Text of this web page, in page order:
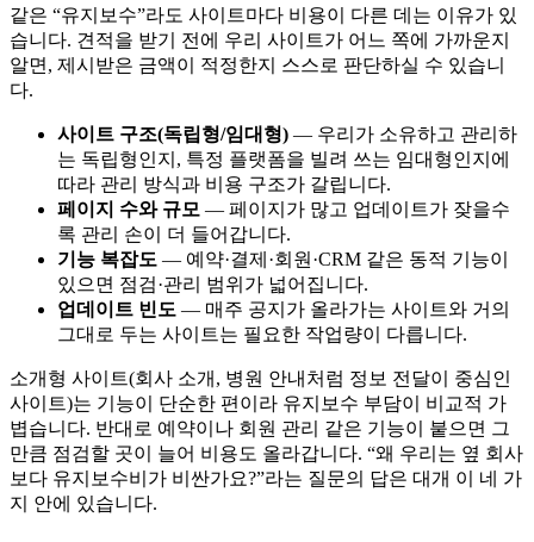
같은 “유지보수”라도 사이트마다 비용이 다른 데는 이유가 있
습니다. 견적을 받기 전에 우리 사이트가 어느 쪽에 가까운지
알면, 제시받은 금액이 적정한지 스스로 판단하실 수 있습니
다.
사이트 구조(독립형/임대형) — 우리가 소유하고 관리하
는 독립형인지, 특정 플랫폼을 빌려 쓰는 임대형인지에
따라 관리 방식과 비용 구조가 갈립니다.
페이지 수와 규모 — 페이지가 많고 업데이트가 잦을수
록 관리 손이 더 들어갑니다.
기능 복잡도 — 예약·결제·회원·CRM 같은 동적 기능이
있으면 점검·관리 범위가 넓어집니다.
업데이트 빈도 — 매주 공지가 올라가는 사이트와 거의
그대로 두는 사이트는 필요한 작업량이 다릅니다.
소개형 사이트(회사 소개, 병원 안내처럼 정보 전달이 중심인
사이트)는 기능이 단순한 편이라 유지보수 부담이 비교적 가
볍습니다. 반대로 예약이나 회원 관리 같은 기능이 붙으면 그
만큼 점검할 곳이 늘어 비용도 올라갑니다. “왜 우리는 옆 회사
보다 유지보수비가 비싼가요?”라는 질문의 답은 대개 이 네 가
지 안에 있습니다.